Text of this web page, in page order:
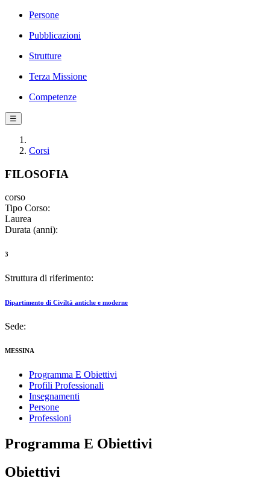
Persone
Pubblicazioni
Strutture
Terza Missione
Competenze
☰
Corsi
FILOSOFIA
corso
Tipo Corso:
Laurea
Durata (anni):
3
Struttura di riferimento:
Dipartimento di Civiltà antiche e moderne
Sede:
MESSINA
Programma E Obiettivi
Profili Professionali
Insegnamenti
Persone
Professioni
Programma E Obiettivi
Obiettivi